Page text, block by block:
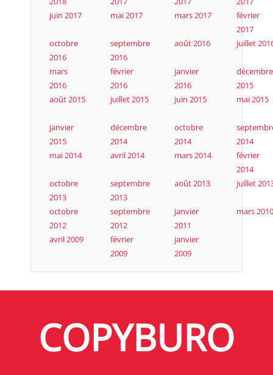
juin 2017
mai 2017 mars 2017
février
2017
octobre
2016
septembre
2016
août 2016 juillet
mars
2016
février
2016
janvier
2016
décembre
2015
août 2015
juillet 2015 juin 2015 mai 2015
janvier
2015
décembre
2014
octobre
2014
2014
mai 2014
avril 2014 mars 2014
février
2014
octobre
2013
septembre
2013
août 2013 juillet
octobre
2012
septembre
2012
janvier
2011
mars 2010
avril 2009
février
2009
janvier
2009
COPYBURO